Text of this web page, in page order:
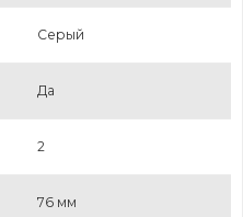
Серый
Да
2
76 мм